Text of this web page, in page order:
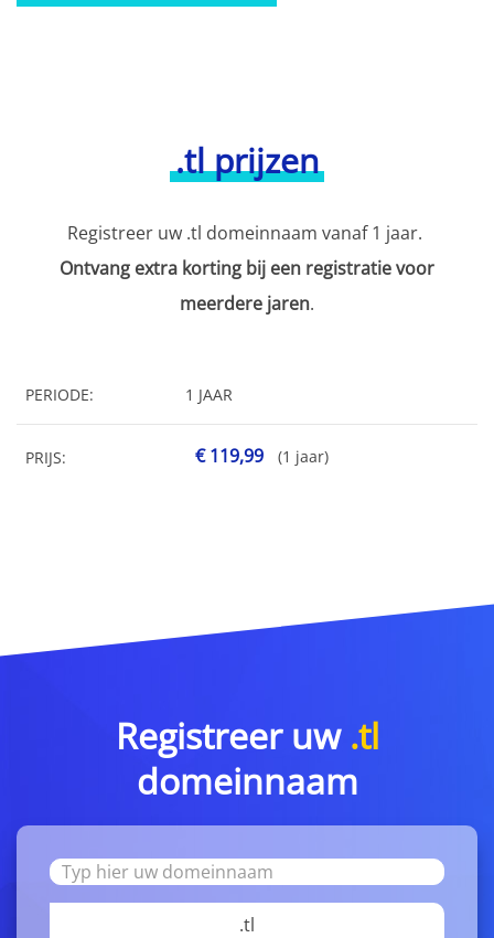
.tl prijzen
Registreer uw .tl domeinnaam vanaf 1 jaar.
Ontvang extra korting bij een registratie voor
meerdere jaren.
PERIODE: 1 JAAR
PRIJS: € 119,99 (1 jaar)
Registreer uw .tl
domeinnaam
.tl